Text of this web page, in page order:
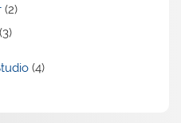
(2)
(4)